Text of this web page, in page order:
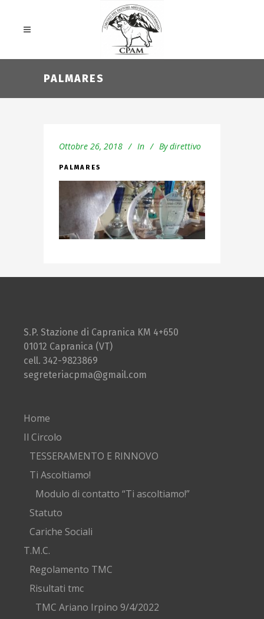
PALMARES
Ottobre 26, 2018 In By direttivo
PALMARES
S.P. Stazione di Capranica KM 4+650
01012 Capranica (VT)
cell. 342-9823869
segreteriacpma@gmail.com
Home
Il Circolo
TESSERAMENTO E RINNOVO
Ti Ascoltiamo!
Modulo di contatto “Ti ascoltiamo!”
Statuto
Cariche Sociali
T.M.C.
Regolamento TMC
Risultati tmc
TMC Ariano Irpino 9/4/2022